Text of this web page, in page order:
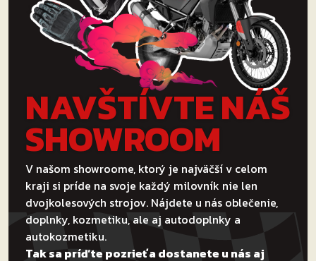
NAVŠTÍVTE NÁŠ
SHOWROOM
V našom showroome, ktorý je najväčší v celom
kraji si príde na svoje každý milovník nie len
dvojkolesových strojov. Nájdete u nás oblečenie,
doplnky, kozmetiku, ale aj autodoplnky a
autokozmetiku.
Tak sa príďte pozrieť a dostanete u nás aj